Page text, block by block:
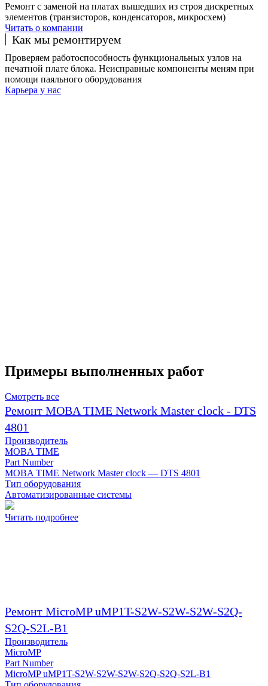
Ремонт с заменой на платах вышедших из строя дискретных
элементов (транзисторов, конденсаторов, микросхем)
Читать о компании
Как мы ремонтируем
Проверяем работоспособность функциональных узлов на
печатной плате блока. Неисправные компоненты меням при
помощи паяльного оборудования
Карьера у нас
Примеры выполненных работ
Смотреть все
Ремонт MOBA TIME Network Master clock - DTS
4801
Производитель
MOBA TIME
Part Number
MOBA TIME Network Master clock — DTS 4801
Тип оборудования
Автоматизированные системы
Читать подробнее
Ремонт MicroMP uMP1T-S2W-S2W-S2W-S2Q-
S2Q-S2L-B1
Производитель
MicroMP
Part Number
MicroMP uMP1T-S2W-S2W-S2W-S2Q-S2Q-S2L-B1